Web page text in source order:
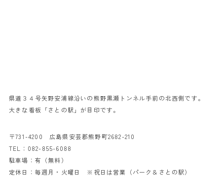
県道３４号矢野安浦線沿いの熊野黒瀬トンネル手前の北西側です。
大きな看板「さとの駅」が目印です。
〒731-4200 広島県安芸郡熊野町2682-210
TEL： 082-855-6088
駐車場：有（無料）
定休日：毎週月・火曜日 ※祝日は営業（パーク＆さとの駅）